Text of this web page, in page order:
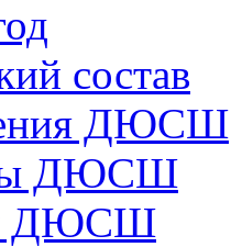
состав
ДЮСШ
ДЮСШ
ДЮСШ